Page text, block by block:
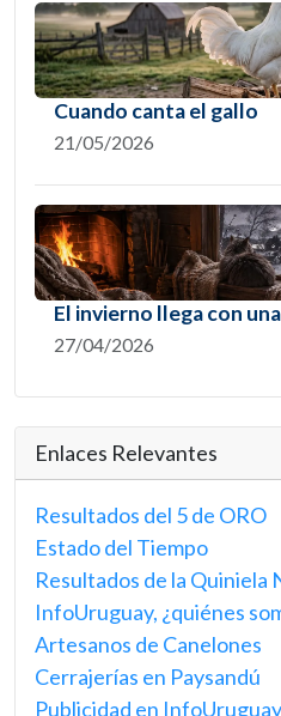
Cuando canta el gallo
21/05/2026
El invierno llega con
27/04/2026
Enlaces Relevantes
Resultados del 5 de ORO
Estado del Tiempo
Resultados de la Quiniela
InfoUruguay, ¿quiénes
Artesanos de Canelones
Cerrajerías en Paysandú
Publicidad en InfoUruguay